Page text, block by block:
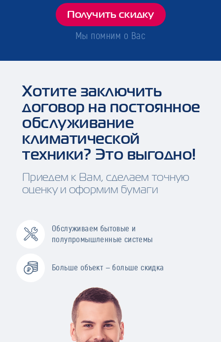
Мы помним о Вас
Получить скидку
Хотите заключить
договор на постоянное
обслуживание
климатической
техники? Это выгодно!
Приедем к Вам, сделаем точную
оценку и оформим бумаги
Обслуживаем бытовые и
полупромышленные системы
Больше объект — больше скидка